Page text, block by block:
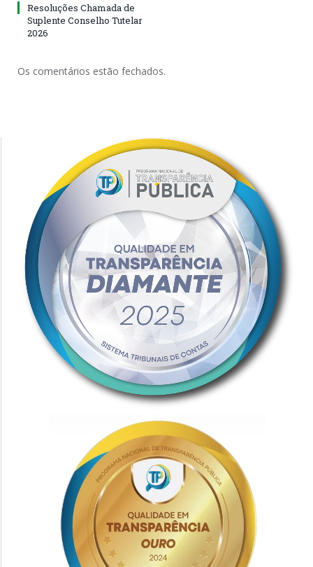
Resoluções Chamada de
Suplente Conselho Tutelar
2026
Os comentários estão fechados.